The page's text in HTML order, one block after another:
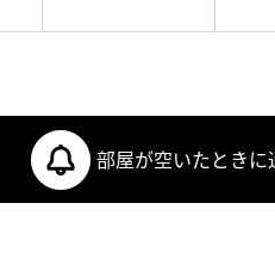
部屋が空いたときに